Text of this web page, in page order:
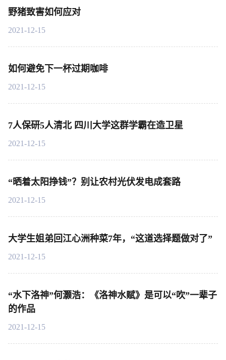
野猪致害如何应对
2021-12-15
如何避免下一杯过期咖啡
2021-12-15
7人保研5人清北 四川大学这群学霸在造卫星
2021-12-15
“晒着太阳挣钱”？别让农村光伏发电成套路
2021-12-15
大学生姐弟回江心洲种菜7年，“这道选择题做对了”
2021-12-15
“水下洛神”何灏浩：《洛神水赋》是可以“吹”一辈子
的作品
2021-12-15